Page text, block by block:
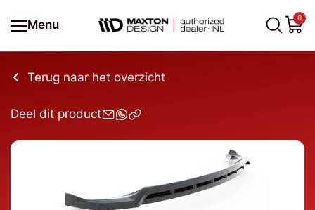
Menu
0
Terug naar het overzicht
Deel dit product